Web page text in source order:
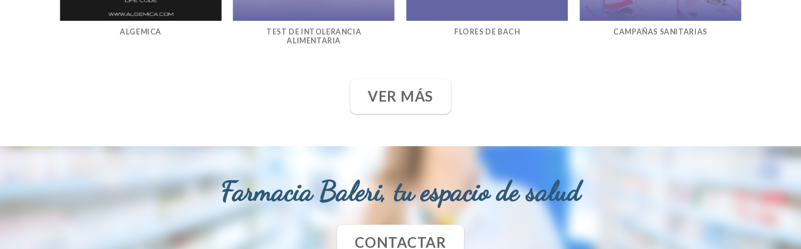
ALGEMICA
TEST DE INTOLERANCIA
ALIMENTARIA
FLORES DE BACH CAMPAÑAS SANITARIAS
VER MÁS
Farmacia Baleri, tu espacio de salud
CONTACTAR